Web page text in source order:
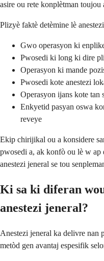
asire ou rete konplètman toujou
Plizyè faktè detèmine lè
Gwo operasyon ki
Pwosedi ki long ki dire
Operasyon ki mande
Pwosedi kote anestezi
Operasyon ijans kote tan
Enkyetid pasyan oswa
reveye
Ekip chirijikal ou a konsidere
pwosedi a, ak konfò ou lè w ap
anestezi jeneral se tou
Ki sa ki diferan
anestezi jeneral?
Anestezi jeneral ka delivre nan
metòd gen avantaj espesifik